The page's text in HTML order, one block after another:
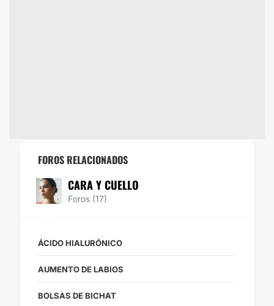
FOROS RELACIONADOS
CARA Y CUELLO
Foros (17)
ÁCIDO HIALURÓNICO
AUMENTO DE LABIOS
BOLSAS DE BICHAT